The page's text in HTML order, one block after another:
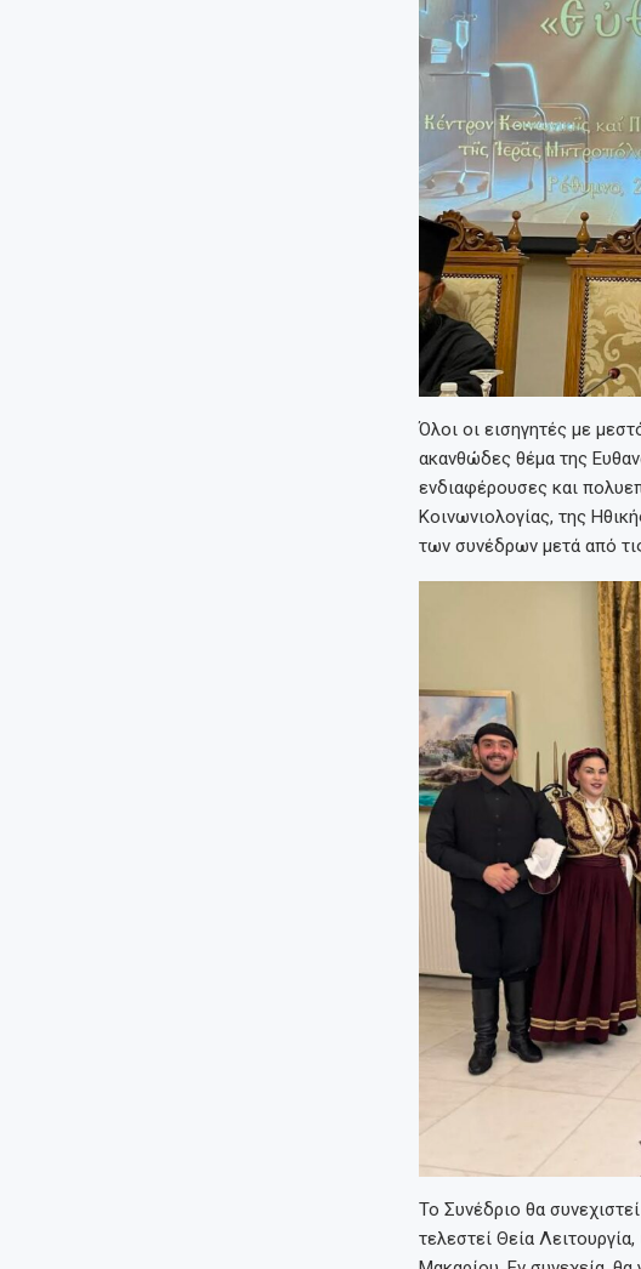
Όλοι οι εισηγητές με
ακανθώδες θέμα της
ενδιαφέρουσες και
Κοινωνιολογίας, της
των συνέδρων μετά από
Το Συνέδριο θα
τελεστεί Θεία